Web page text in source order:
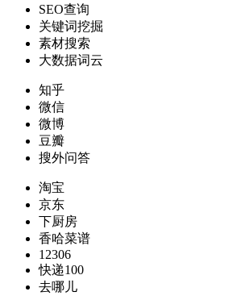
SEO查询
关键词挖掘
素材搜索
大数据词云
知乎
微信
微博
豆瓣
搜外问答
淘宝
京东
下厨房
香哈菜谱
12306
快递100
去哪儿